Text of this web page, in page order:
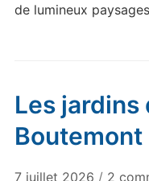
de lumineux
Les jardins
Boutemont
7 juillet 2026 / 2